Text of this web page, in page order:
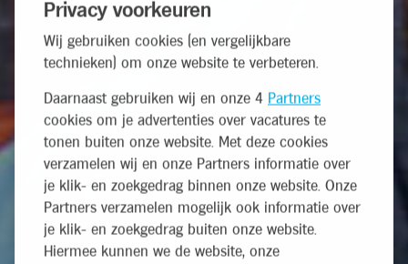
Privacy voorkeuren
Wij gebruiken cookies (en vergelijkbare
technieken) om onze website te verbeteren.
Daarnaast gebruiken wij en onze 4 Partners
cookies om je advertenties over vacatures te
tonen buiten onze website. Met deze cookies
verzamelen wij en onze Partners informatie over
je klik- en zoekgedrag binnen onze website. Onze
Partners verzamelen mogelijk ook informatie over
je klik- en zoekgedrag buiten onze website.
Hiermee kunnen we de website, onze